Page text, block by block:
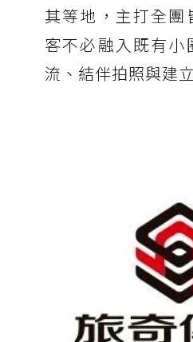
其等地，主打全
客不必融入既有小
流、結伴拍照與建